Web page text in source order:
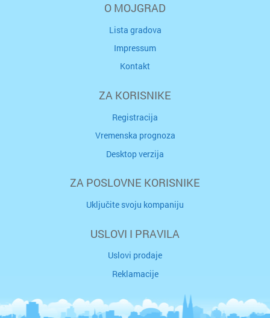
O MOJGRAD
Lista gradova
Impressum
Kontakt
ZA KORISNIKE
Registracija
Vremenska prognoza
Desktop verzija
ZA POSLOVNE KORISNIKE
Uključite svoju kompaniju
USLOVI I PRAVILA
Uslovi prodaje
Reklamacije